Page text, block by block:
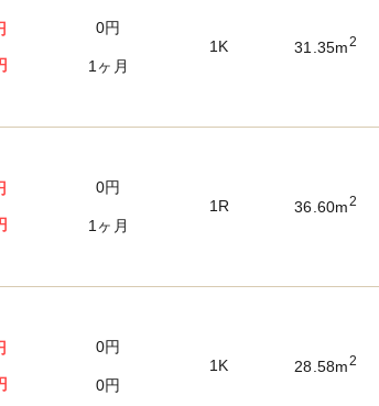
0円
1ヶ月
1K 31.35m2
0円
1ヶ月
1R 36.60m2
0円
0円
1K 28.58m2